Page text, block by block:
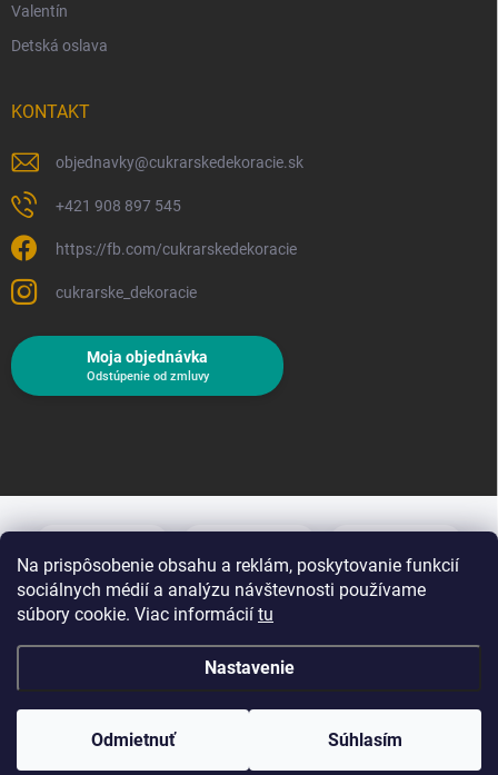
Na prispôsobenie obsahu a reklám, poskytovanie funkcií
sociálnych médií a analýzu návštevnosti používame
súbory cookie. Viac informácií tu
Nastavenie
Odmietnuť Súhlasím
Valentín
Detská oslava
KONTAKT
objednavky@cukrarskedekoracie.sk
+421 908 897 545
https://fb.com/cukrarskedekoracie
cukrarske_dekoracie
Moja objednávka
Odstúpenie od zmluvy
Vytvoril Shoptet
Copyright 2026Cukrárske dekorácie. Všetky práva vyhradené.Upraviť